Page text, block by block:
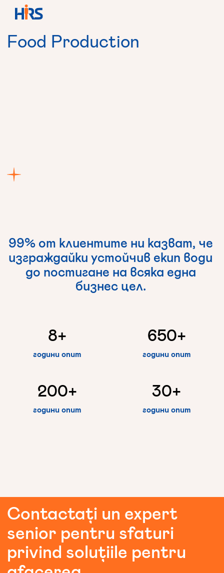
Food Production
99% от клиентите ни казват, че
изграждайки устойчив екип води
до постигане на всяка една
бизнес цел.
8+
години опит
650+
години опит
200+
години опит
30+
години опит
Contactați un expert
senior pentru sfaturi
privind soluțiile pentru